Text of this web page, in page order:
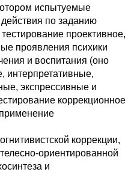
испытуемые
по заданию
проективное,
проявления психики
и воспитания (оно
интерпретативные,
экспрессивные и
коррекционное
коррекции,
ориентированной
и